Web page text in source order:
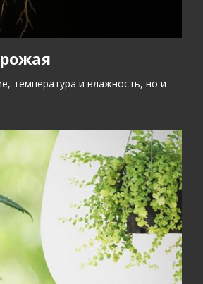
температура и влажность, но и